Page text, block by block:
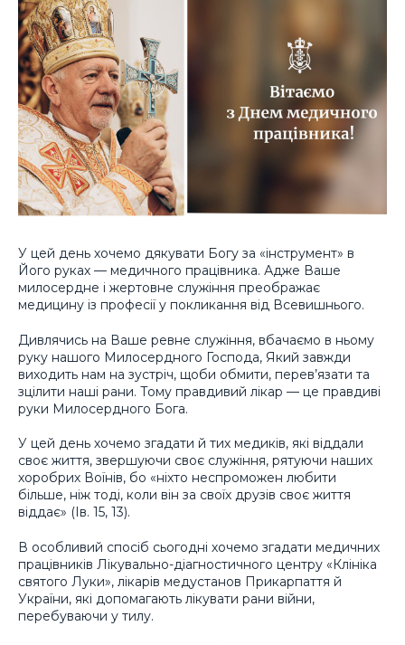
У цей день хочемо дякувати Богу за «інструмент» в
Його руках — медичного працівника. Адже Ваше
милосердне і жертовне служіння преображає
медицину із професії у покликання від Всевишнього.
Дивлячись на Ваше ревне служіння, вбачаємо в ньому
руку нашого Милосердного Господа, Який завжди
виходить нам на зустріч, щоби обмити, перев’язати та
зцілити наші рани. Тому правдивий лікар — це правдиві
руки Милосердного Бога.
У цей день хочемо згадати й тих медиків, які віддали
своє життя, звершуючи своє служіння, рятуючи наших
хоробрих Воїнів, бо «ніхто неспроможен любити
більше, ніж тоді, коли він за своїх друзів своє життя
віддає» (Ів. 15, 13).
В особливий спосіб сьогодні хочемо згадати медичних
працівників Лікувально-діагностичного центру «Клініка
святого Луки», лікарів медустанов Прикарпаття й
України, які допомагають лікувати рани війни,
перебуваючи у тилу.